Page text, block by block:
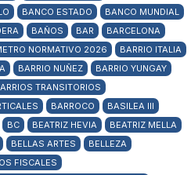
BANCO ESTADO
BANCO MUNDIAL
BAÑOS BAR
BARCELONA
NORMATIVO 2026
BARRIO ITALIA
BARRIO NUÑEZ
BARRIO YUNGAY
TRANSITORIOS
BARROCO
BASILEA III
BC BEATRIZ HEVIA
BEATRIZ MELLA
BELLAS ARTES
BELLEZA
FISCALES